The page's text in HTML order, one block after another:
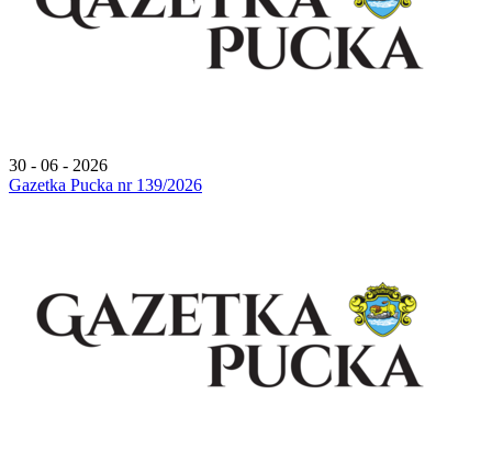
30 - 06 - 2026
Gazetka Pucka nr 139/2026